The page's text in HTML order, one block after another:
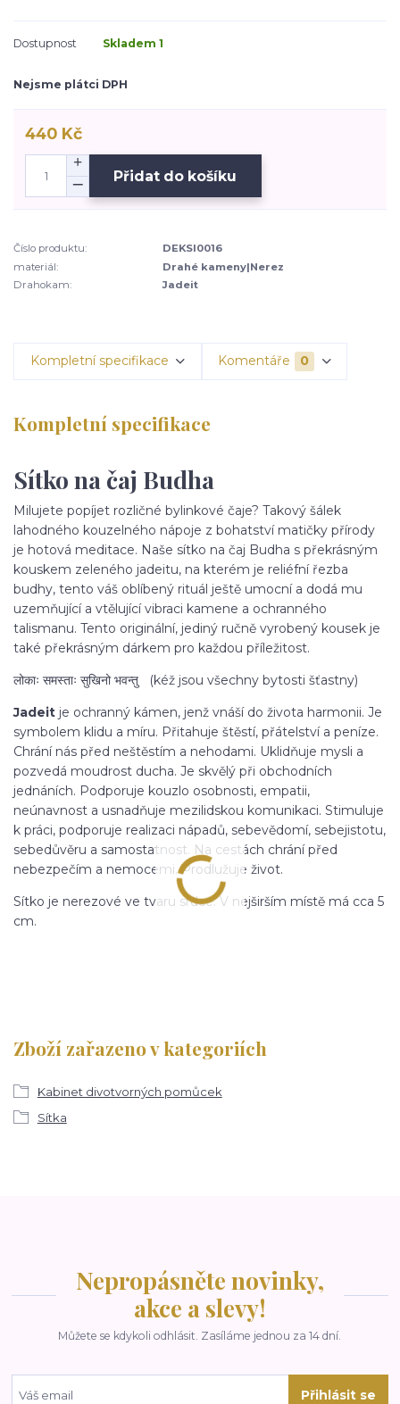
Dostupnost Skladem 1
Nejsme plátci DPH
440 Kč
Přidat do košíku
Číslo produktu:
DEKSI0016
materiál:
Drahé kameny|Nerez
Drahokam:
Jadeit
Kompletní specifikace Komentáře 0
Kompletní specifikace
Sítko na čaj Budha
Milujete popíjet rozličné bylinkové čaje? Takový šálek
lahodného kouzelného nápoje z bohatství matičky přírody
je hotová meditace. Naše sítko na čaj Budha s překrásným
kouskem zeleného jadeitu, na kterém je reliéfní řezba
budhy, tento váš oblíbený rituál ještě umocní a dodá mu
uzemňující a vtělující vibraci kamene a ochranného
talismanu. Tento originální, jediný ručně vyrobený kousek je
také překrásným dárkem pro každou příležitost.
लोकाः समस्ताः सुखिनो भवन्तु (kéž jsou všechny bytosti šťastny)
Jadeit je ochranný kámen, jenž vnáší do života harmonii. Je
symbolem klidu a míru. Přitahuje štěstí, přátelství a peníze.
Chrání nás před neštěstím a nehodami. Uklidňuje mysli a
pozvedá moudrost ducha. Je skvělý při obchodních
jednáních. Podporuje kouzlo osobnosti, empatii,
neúnavnost a usnadňuje mezilidskou komunikaci. Stimuluje
k práci, podporuje realizaci nápadů, sebevědomí, sebejistotu,
sebedůvěru a samostatnost. Na cestách chrání před
nebezpečím a nemocemi. Prodlužuje život.
Sítko je nerezové ve tvaru srdce. V nejširším místě má cca 5
cm.
Zboží zařazeno v kategoriích
Kabinet divotvorných pomůcek
Sítka
Nepropásněte novinky,
akce a slevy!
Můžete se kdykoli odhlásit. Zasíláme jednou za 14 dní.
Přihlásit se